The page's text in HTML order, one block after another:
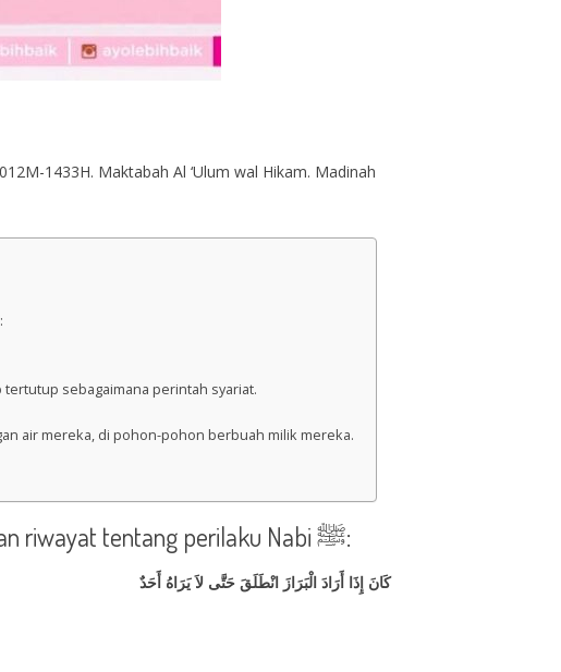
1433H. Maktabah Al ‘Ulum wal Hikam. Madinah
Mencari tempat yang sepi dan jauh dari pandangan manusia. Berdasarkan riwayat tentang perilaku Nabi ﷺ:
tertutup sebagaimana perintah syariat.
air mereka, di pohon-pohon berbuah milik mereka.
Mencari tempat yang sepi dan jauh dari pandangan manusia. Berdasarkan riwayat tentang perilaku Nabi ﷺ:
كَانَ إِذَا أَرَادَ الْبَرَازَ انْطَلَقَ حَتَّى لاَ يَرَاهُ أَحَدٌ